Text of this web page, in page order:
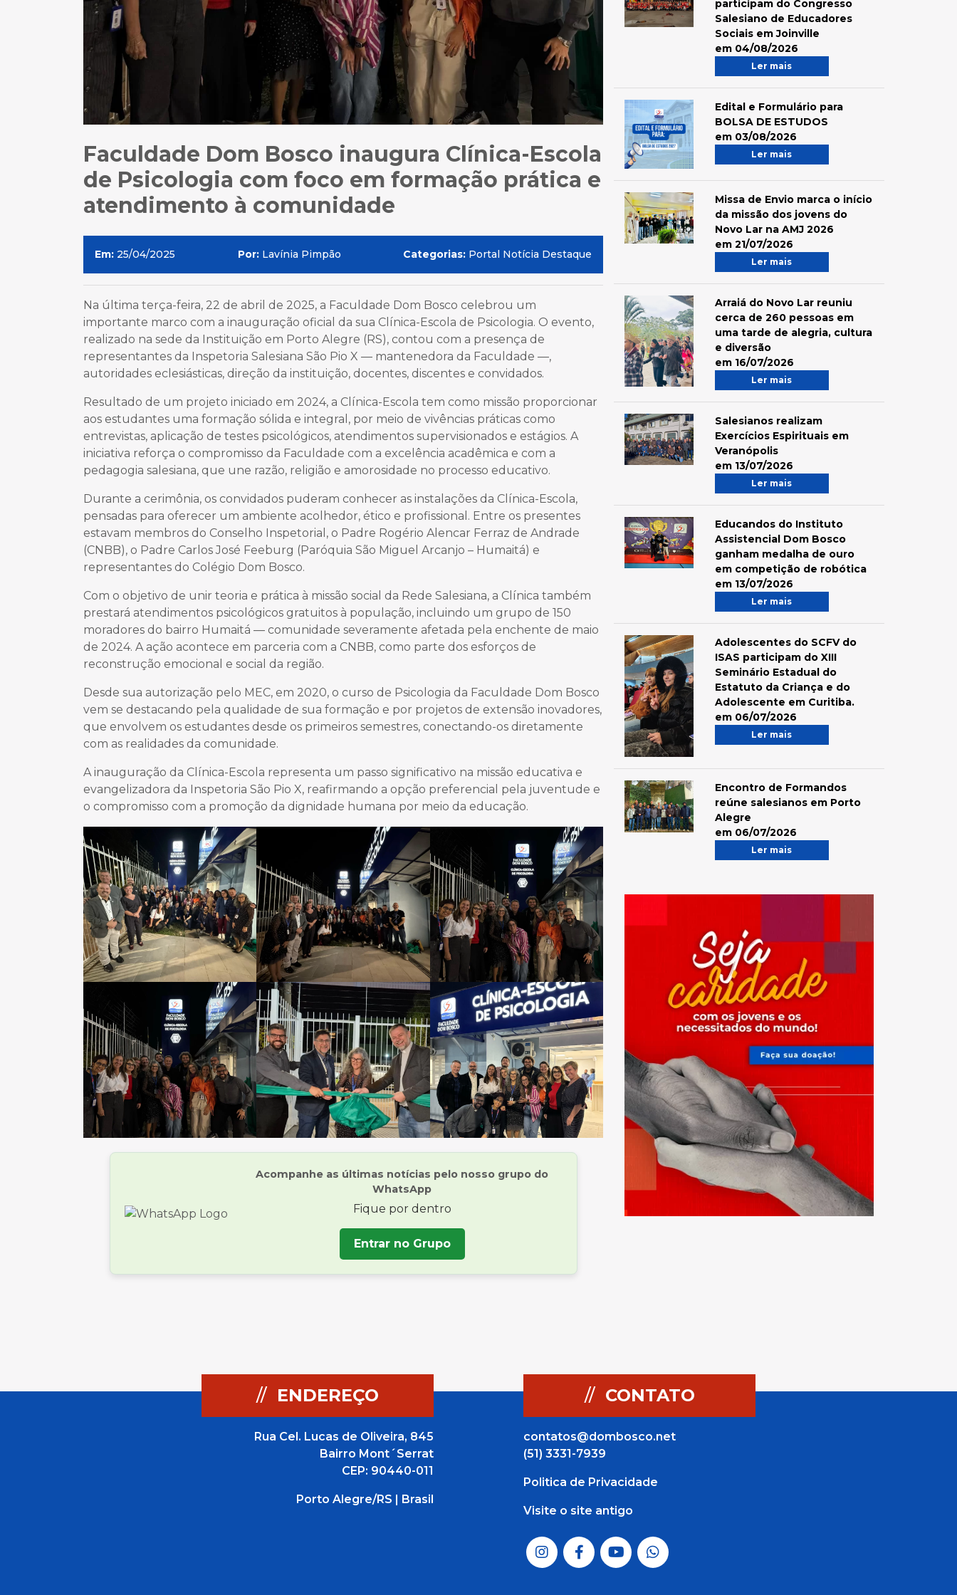
Faculdade Dom Bosco inaugura Clínica-Escola
de Psicologia com foco em formação prática e
atendimento à comunidade
Em: 25/04/2025 Por: Lavínia Pimpão Categorias: Portal Notícia Destaque
Na última terça-feira, 22 de abril de 2025, a Faculdade Dom Bosco celebrou um
importante marco com a inauguração oficial da sua Clínica-Escola de Psicologia. O evento,
realizado na sede da Instituição em Porto Alegre (RS), contou com a presença de
representantes da Inspetoria Salesiana São Pio X — mantenedora da Faculdade —,
autoridades eclesiásticas, direção da instituição, docentes, discentes e convidados.
Resultado de um projeto iniciado em 2024, a Clínica-Escola tem como missão proporcionar
aos estudantes uma formação sólida e integral, por meio de vivências práticas como
entrevistas, aplicação de testes psicológicos, atendimentos supervisionados e estágios. A
iniciativa reforça o compromisso da Faculdade com a excelência acadêmica e com a
pedagogia salesiana, que une razão, religião e amorosidade no processo educativo.
Durante a cerimônia, os convidados puderam conhecer as instalações da Clínica-Escola,
pensadas para oferecer um ambiente acolhedor, ético e profissional. Entre os presentes
estavam membros do Conselho Inspetorial, o Padre Rogério Alencar Ferraz de Andrade
(CNBB), o Padre Carlos José Feeburg (Paróquia São Miguel Arcanjo – Humaitá) e
representantes do Colégio Dom Bosco.
Com o objetivo de unir teoria e prática à missão social da Rede Salesiana, a Clínica também
prestará atendimentos psicológicos gratuitos à população, incluindo um grupo de 150
moradores do bairro Humaitá — comunidade severamente afetada pela enchente de maio
de 2024. A ação acontece em parceria com a CNBB, como parte dos esforços de
reconstrução emocional e social da região.
Desde sua autorização pelo MEC, em 2020, o curso de Psicologia da Faculdade Dom Bosco
vem se destacando pela qualidade de sua formação e por projetos de extensão inovadores,
que envolvem os estudantes desde os primeiros semestres, conectando-os diretamente
com as realidades da comunidade.
A inauguração da Clínica-Escola representa um passo significativo na missão educativa e
evangelizadora da Inspetoria São Pio X, reafirmando a opção preferencial pela juventude e
o compromisso com a promoção da dignidade humana por meio da educação.
Acompanhe as últimas notícias pelo nosso grupo do
WhatsApp
Fique por dentro
Entrar no Grupo
participam do Congresso
Salesiano de Educadores
Sociais em Joinville
em 04/08/2026
Ler mais
Edital e Formulário para
BOLSA DE ESTUDOS
em 03/08/2026
Ler mais
Missa de Envio marca o início
da missão dos jovens do
Novo Lar na AMJ 2026
em 21/07/2026
Ler mais
Arraiá do Novo Lar reuniu
cerca de 260 pessoas em
uma tarde de alegria, cultura
e diversão
em 16/07/2026
Ler mais
Salesianos realizam
Exercícios Espirituais em
Veranópolis
em 13/07/2026
Ler mais
Educandos do Instituto
Assistencial Dom Bosco
ganham medalha de ouro
em competição de robótica
em 13/07/2026
Ler mais
Adolescentes do SCFV do
ISAS participam do XIII
Seminário Estadual do
Estatuto da Criança e do
Adolescente em Curitiba.
em 06/07/2026
Ler mais
Encontro de Formandos
reúne salesianos em Porto
Alegre
em 06/07/2026
Ler mais
// ENDEREÇO
Rua Cel. Lucas de Oliveira, 845
Bairro Mont´Serrat
CEP: 90440-011
Porto Alegre/RS | Brasil
// CONTATO
contatos@dombosco.net
(51) 3331-7939
Politica de Privacidade
Visite o site antigo